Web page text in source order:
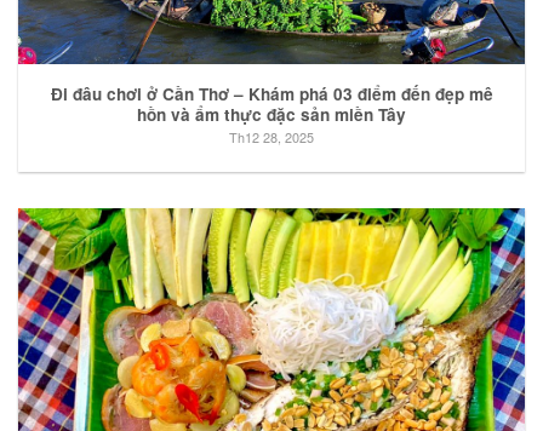
Đi đâu chơi ở Cần Thơ – Khám phá 03 điểm đến đẹp mê
hồn và ẩm thực đặc sản miền Tây
Th12 28, 2025